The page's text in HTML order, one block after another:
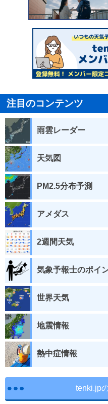
注目のコンテンツ
雨雲レーダー
天気図
PM2.5分布予測
アメダス
2週間天気
気象予報士のポイ
世界天気
地震情報
熱中症情報
tenki.jp